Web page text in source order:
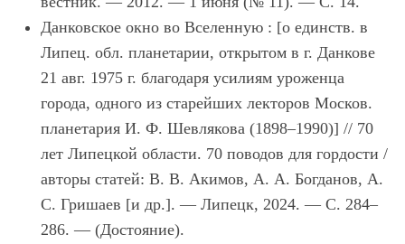
Данковское окно во Вселенную : [о единств. в
Липец. обл. планетарии, открытом в г. Данкове
21 авг. 1975 г. благодаря усилиям уроженца
города, одного из старейших лекторов Москов.
планетария И. Ф. Шевлякова (1898–1990)] // 70
лет Липецкой области. 70 поводов для гордости /
авторы статей: В. В. Акимов, А. А. Богданов, А.
С. Гришаев [и др.]. — Липецк, 2024. — С. 284–
286. — (Достояние).